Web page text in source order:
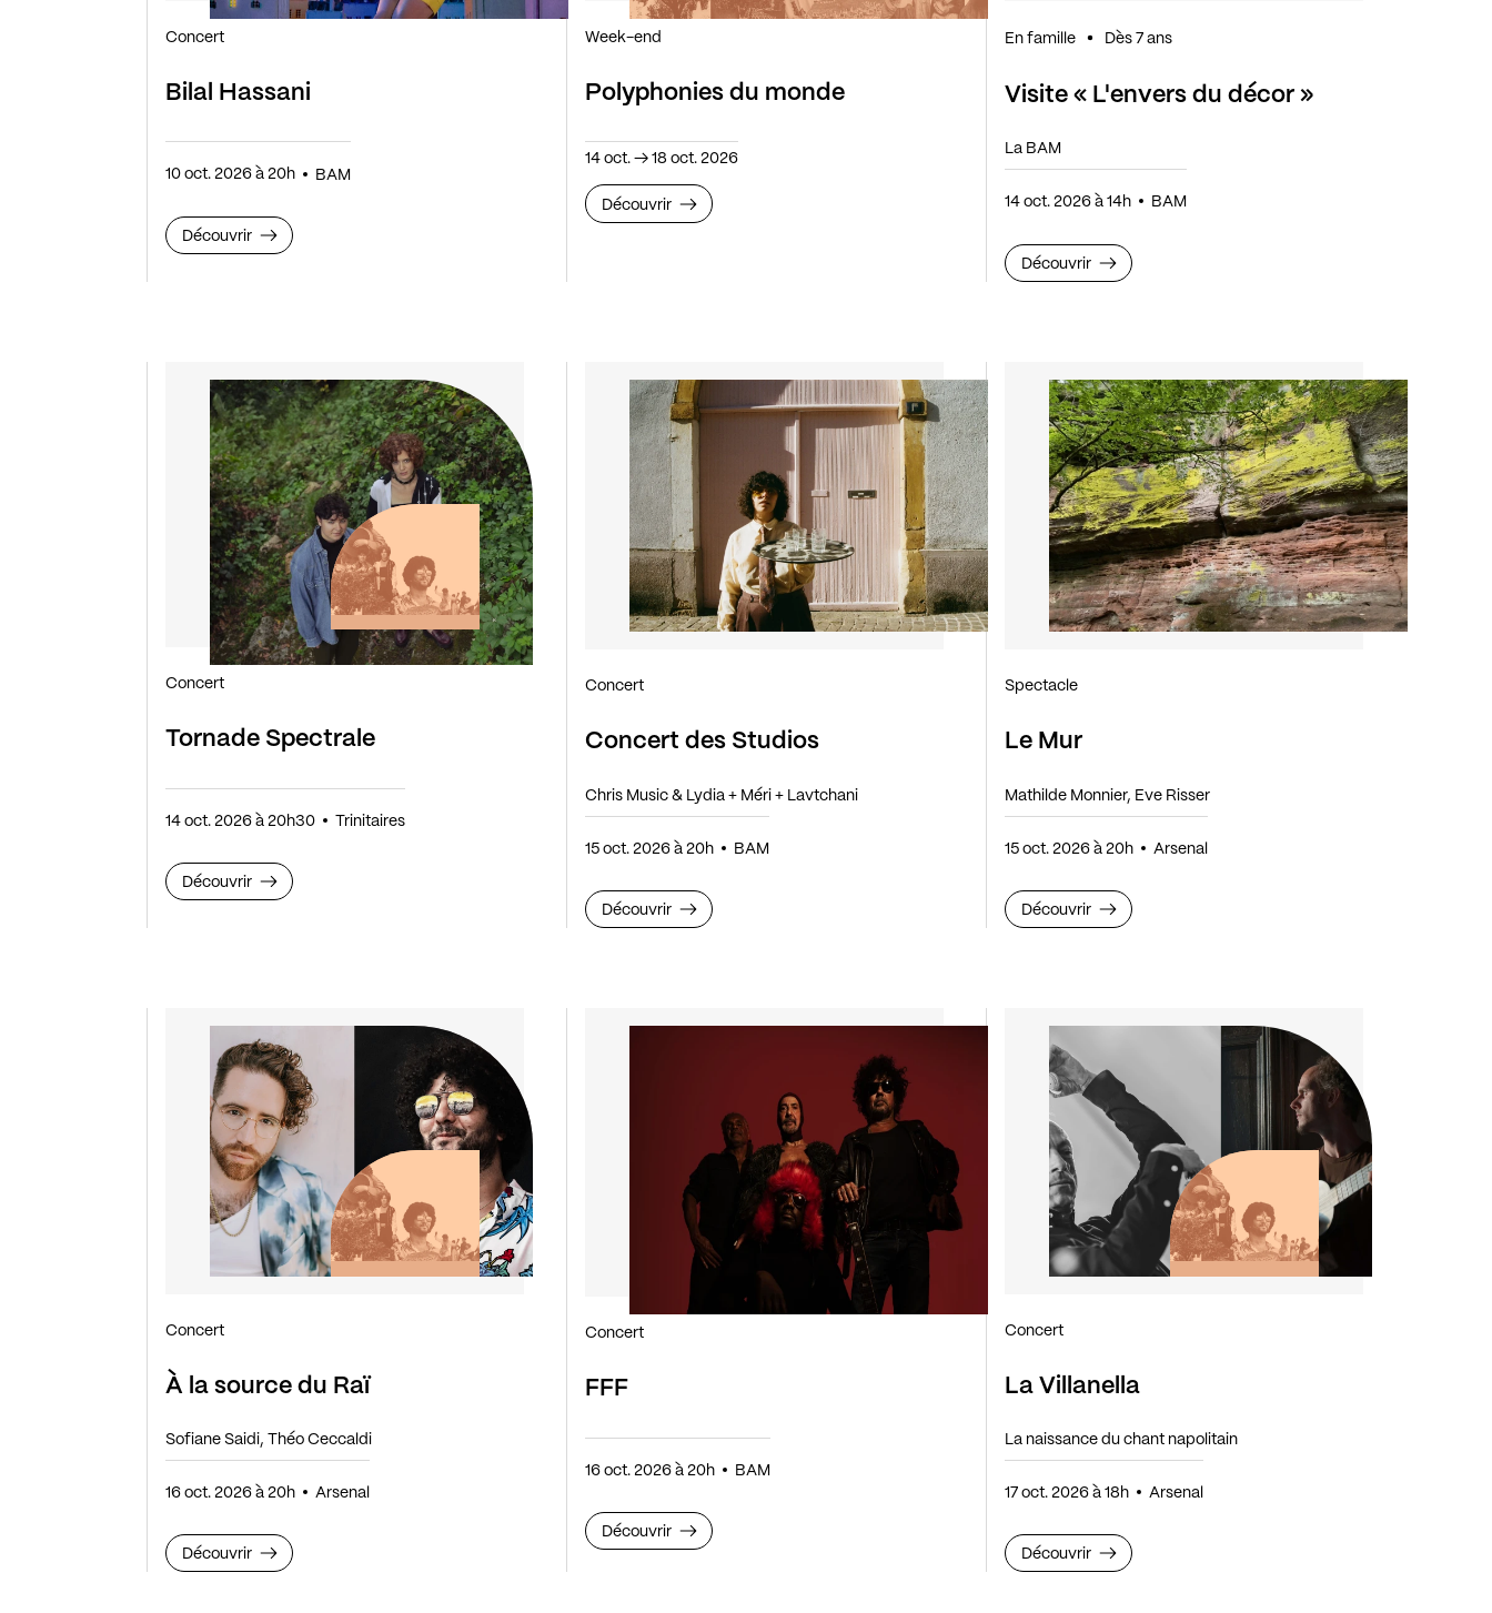
Bilal Hassani
Concert
10 oct. 2026 à 20h BAM
Découvrir
Polyphonies du monde
Week-end
14 oct. → 18 oct. 2026
Découvrir
Visite « L'envers du décor »
En famille Dès 7 ans
La BAM
14 oct. 2026 à 14h BAM
Découvrir
Tornade Spectrale
Concert
14 oct. 2026 à 20h30 Trinitaires
Découvrir
Concert des Studios
Concert
Chris Music & Lydia + Méri + Lavtchani
15 oct. 2026 à 20h BAM
Découvrir
Le Mur
Spectacle
Mathilde Monnier, Eve Risser
15 oct. 2026 à 20h Arsenal
Découvrir
À la source du Raï
Concert
Sofiane Saidi, Théo Ceccaldi
16 oct. 2026 à 20h Arsenal
Découvrir
FFF
Concert
16 oct. 2026 à 20h BAM
Découvrir
La Villanella
Concert
La naissance du chant napolitain
17 oct. 2026 à 18h Arsenal
Découvrir